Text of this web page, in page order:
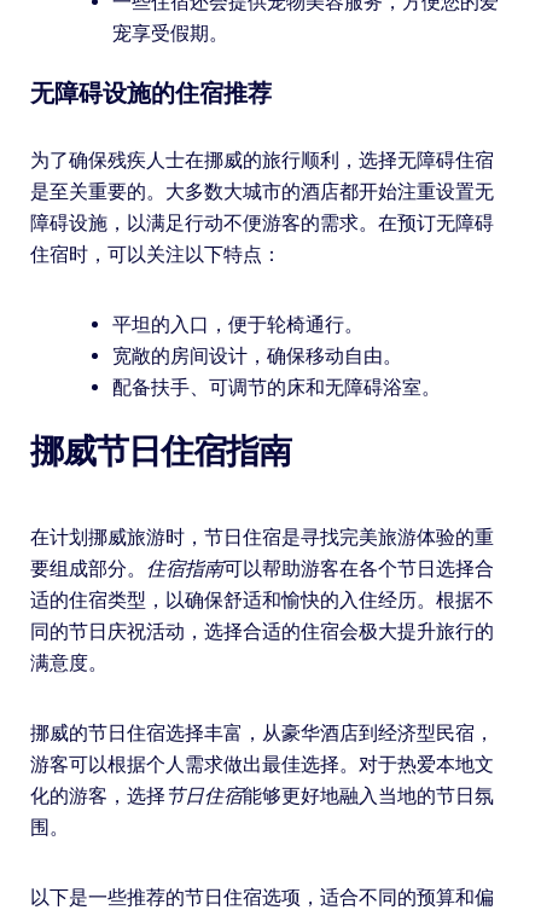
宠享受假期。
无障碍设施的住宿推荐
为了确保残疾人士在挪威的旅行顺利，选择无障碍住宿
是至关重要的。大多数大城市的酒店都开始注重设置无
障碍设施，以满足行动不便游客的需求。在预订无障碍
住宿时，可以关注以下特点：
平坦的入口，便于轮椅通行。
宽敞的房间设计，确保移动自由。
配备扶手、可调节的床和无障碍浴室。
挪威节日住宿指南
在计划挪威旅游时，节日住宿是寻找完美旅游体验的重
要组成部分。 住宿指南可以帮助游客在各个节日选择合
适的住宿类型，以确保舒适和愉快的入住经历。根据不
同的节日庆祝活动，选择合适的住宿会极大提升旅行的
满意度。
挪威的节日住宿选择丰富，从豪华酒店到经济型民宿，
游客可以根据个人需求做出最佳选择。对于热爱本地文
化的游客，选择 节日住宿能够更好地融入当地的节日氛
围。
以下是一些推荐的节日住宿选项，适合不同的预算和偏